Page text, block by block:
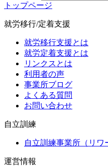
トップページ
就労移行/定着支援
就労移行支援とは
就労定着支援とは
リンクスとは
利用者の声
事業所ブログ
よくある質問
お問い合わせ
自立訓練
自立訓練事業所（リワ
運営情報